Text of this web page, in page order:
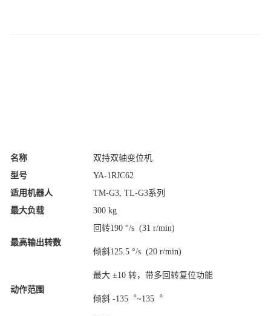
名称
双持双轴变位机
型号
YA-1RJC62
适用机器人
TM-G3, TL-G3系列
最大负载
300 kg
最高输出转数
回转190 °/s (31 r/min)
倾斜125.5 °/s (20 r/min)
动作范围
最大 ±10 转，带多回转复位功能
倾斜 -135︒~135︒